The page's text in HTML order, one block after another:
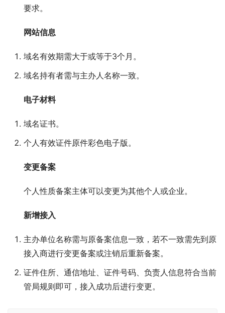
要求。
网站信息
域名有效期需大于或等于3个月。
域名持有者需与主办人名称一致。
电子材料
域名证书。
个人有效证件原件彩色电子版。
变更备案
个人性质备案主体可以变更为其他个人或企业。
新增接入
主办单位名称需与原备案信息一致，若不一致需先到原
接入商进行变更备案或注销后重新备案。
证件住所、通信地址、证件号码、负责人信息符合当前
管局规则即可，接入成功后进行变更。